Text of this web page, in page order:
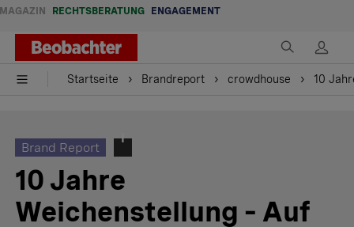
MAGAZIN RECHTSBERATUNG ENGAGEMENT
Startseite Brandreport crowdhouse 10
Brand Report
10 Jahre
Weichenstellung – Auf